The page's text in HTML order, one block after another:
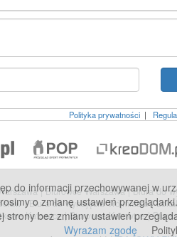
do informacji przechowywanej w
o zmianę ustawień
strony bez zmiany ustawień
Wyrażam zgodę
Polityka prywatności|
|Biurowce Warszawa|Biura do
|Biura do wynajęcia Trójmiasto|
Katowice|Biurowce Katowice|Biura